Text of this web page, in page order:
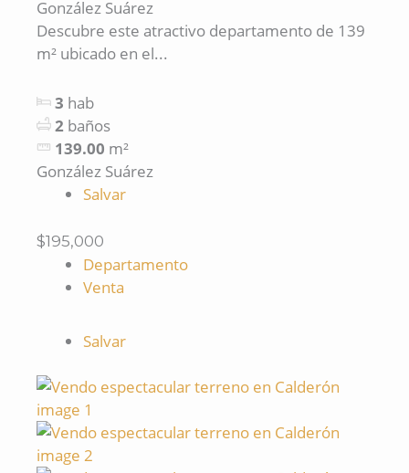
González Suárez
Descubre este atractivo departamento de 139
m² ubicado en el...
3 hab
2 baños
139.00 m²
González Suárez
Salvar
$195,000
Departamento
Venta
Salvar